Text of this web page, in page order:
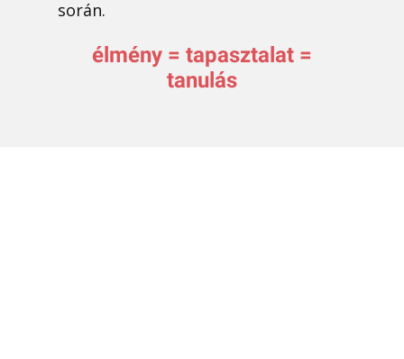
során.
élmény = tapasztalat =
tanulás